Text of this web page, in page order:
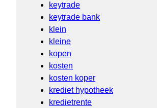
keytrade
keytrade bank
klein
kleine
kopen
kosten
kosten koper
krediet hypotheek
kredietrente